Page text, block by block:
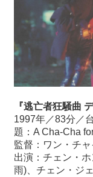
『逃亡者狂騒曲
1997年／83分
題：A Cha-Cha
監督：ワン・チ
出演：チェン・
雨)、チェン・ジ